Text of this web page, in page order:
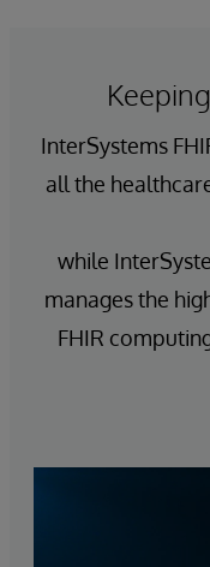
InterSystems
all the
while
manages the
FHIR